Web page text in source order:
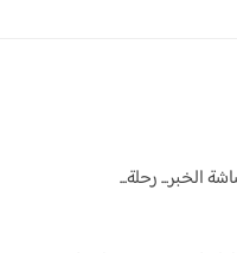
الخبر... رحلة...